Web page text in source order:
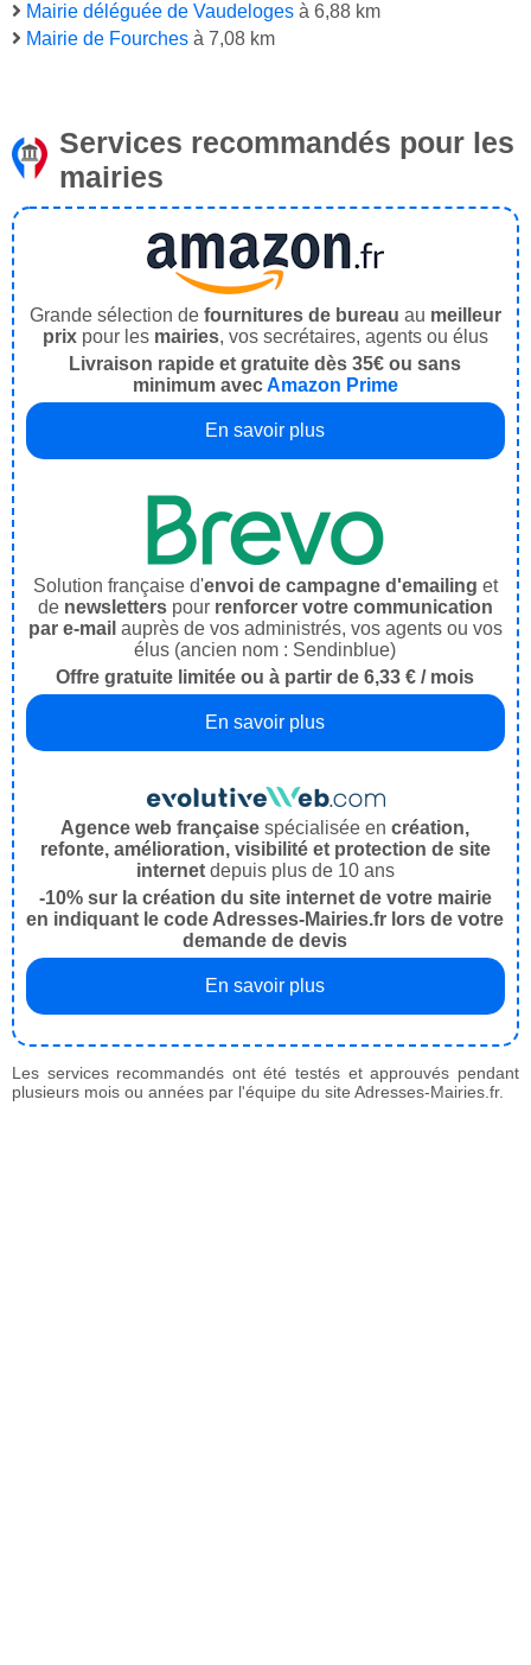
Mairie déléguée de Vaudeloges à 6,88 km
Mairie de Fourches à 7,08 km
Services recommandés pour les
mairies
Grande sélection de fournitures de bureau au meilleur
prix pour les mairies, vos secrétaires, agents ou élus
Livraison rapide et gratuite dès 35€ ou sans
minimum avecAmazon Prime
En savoir plus
Solution française d'envoi de campagne d'emailing et
de newsletters pour renforcer votre communication
par e-mail auprès de vos administrés, vos agents ou vos
élus (ancien nom : Sendinblue)
Offre gratuite limitée ou à partir de 6,33 € / mois
En savoir plus
Agence web française spécialisée encréation,
refonte, amélioration, visibilité et protection de site
internet depuis plus de 10 ans
-10% sur la création du site internet de votre mairie
en indiquant le code Adresses-Mairies.fr lors de votre
demande de devis
En savoir plus
Les services recommandés ont été testés et approuvés pendant
plusieurs mois ou années par l'équipe du site Adresses-Mairies.fr.